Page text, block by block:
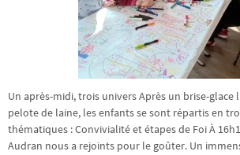
Un après-midi, trois univers Après un brise-glace
pelote de laine, les enfants se sont répartis en
thématiques : Convivialité et étapes de Foi À
Audran nous a rejoints pour le goûter. Un